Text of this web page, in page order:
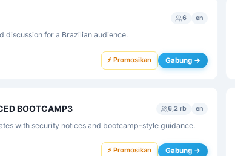
6 en
discussion for a Brazilian audience.
⚡ Promosikan Gabung →
BOOTCAMP3 6,2 rb en
with security notices and bootcamp-style guidance.
⚡ Promosikan Gabung →